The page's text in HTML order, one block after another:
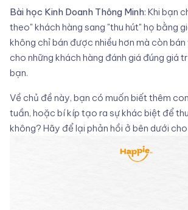
Bài học Kinh Doanh Thông Minh: Khi bạn
theo" khách hàng sang "thu hút" họ bằng
không chỉ bán được nhiều hơn mà còn
cho những khách hàng đánh giá đúng giá
bạn.
Về chủ đề này, bạn có muốn biết thêm
tuần, hoặc bí kíp tạo ra sự khác biệt để
không? Hãy để lại phản hồi ở bên dưới cho